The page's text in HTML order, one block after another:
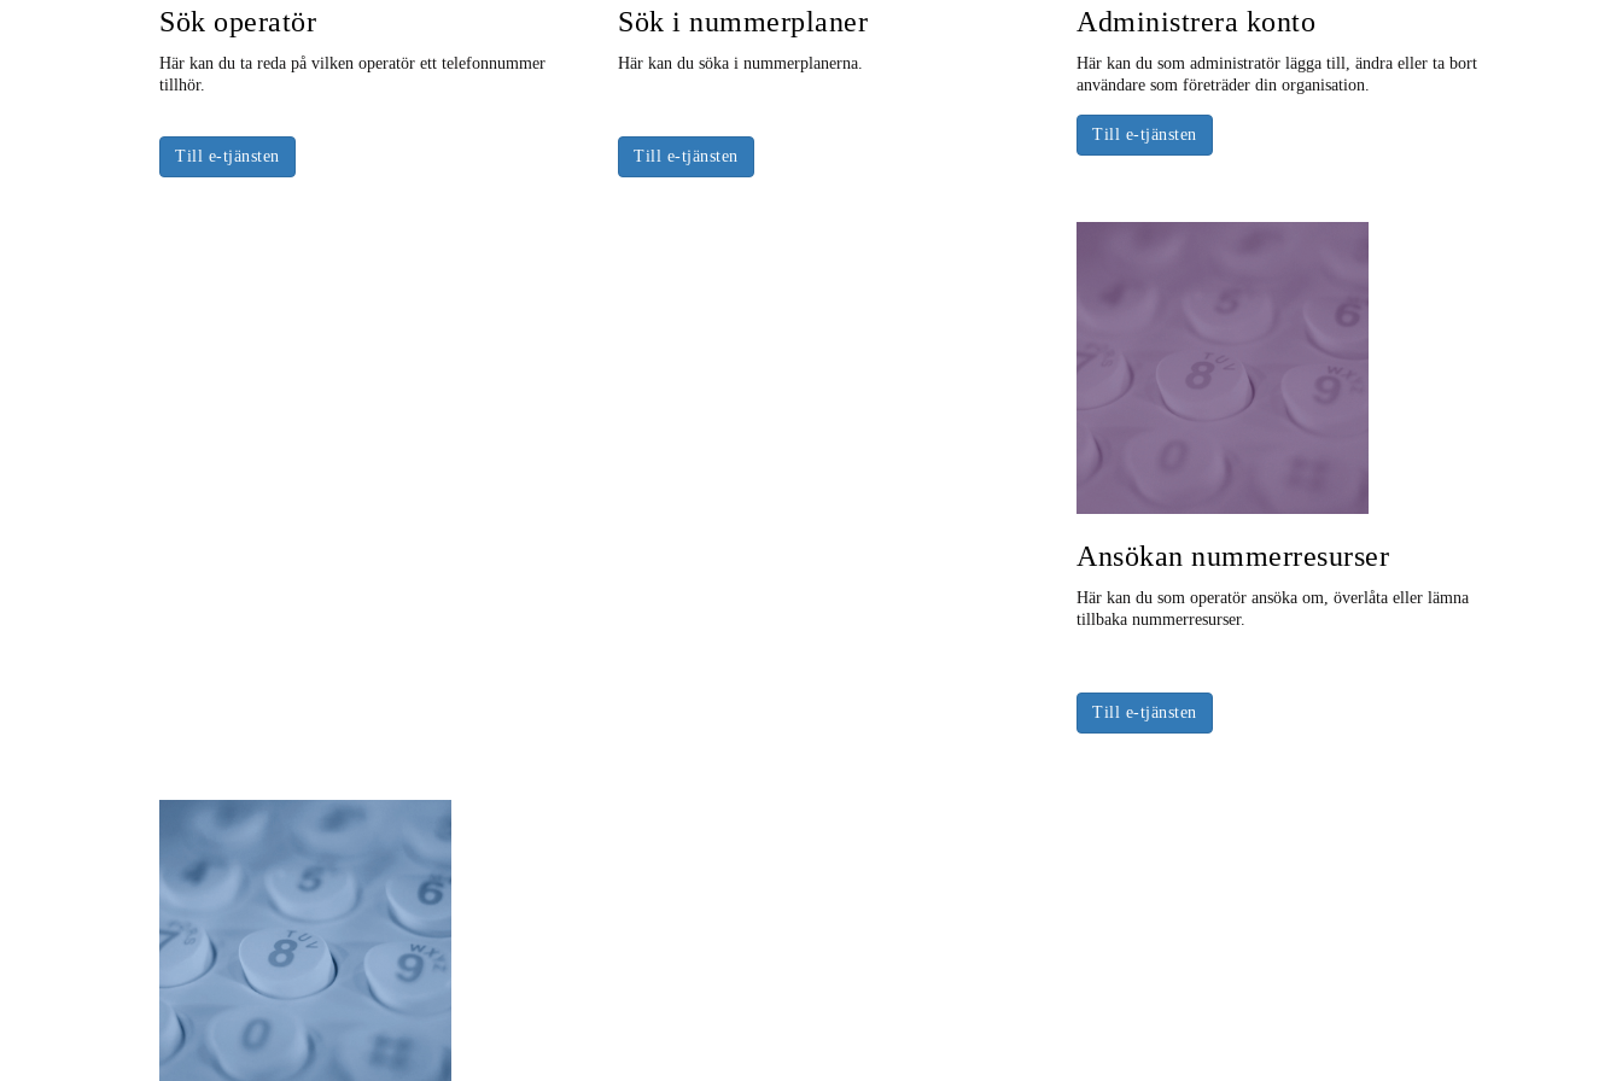
Sök operatör
Här kan du ta reda på vilken operatör ett telefonnummer
tillhör.
Till e-tjänsten
Sök i nummerplaner
Här kan du söka i nummerplanerna.
Till e-tjänsten
Administrera konto
Här kan du som administratör lägga till, ändra eller ta bort
användare som företräder din organisation.
Till e-tjänsten
Ansökan nummerresurser
Här kan du som operatör ansöka om, överlåta eller lämna
tillbaka nummerresurser.
Till e-tjänsten